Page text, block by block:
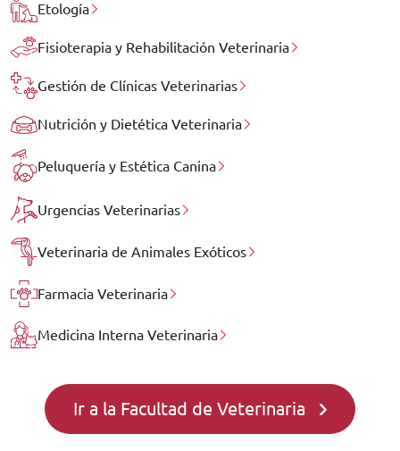
Etología
Fisioterapia y Rehabilitación Veterinaria
Gestión de Clínicas Veterinarias
Nutrición y Dietética Veterinaria
Peluquería y Estética Canina
Urgencias Veterinarias
Veterinaria de Animales Exóticos
Farmacia Veterinaria
Medicina Interna Veterinaria
Ir a la Facultad de Veterinaria